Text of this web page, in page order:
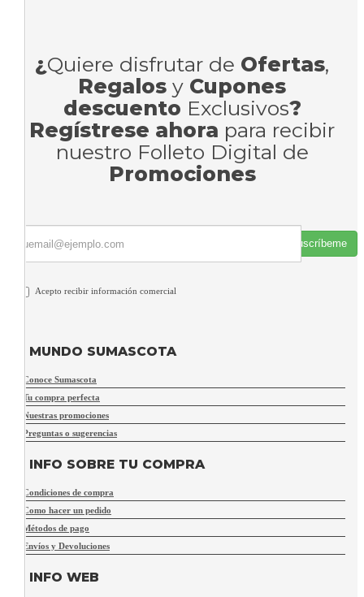
¿Quiere disfrutar de Ofertas,
Regalos y Cupones
descuento Exclusivos?
Regístrese ahora para recibir
nuestro Folleto Digital de
Promociones
Suscríbeme
Acepto recibir información comercial
MUNDO SUMASCOTA
Conoce Sumascota
Tu compra perfecta
Nuestras promociones
Preguntas o sugerencias
INFO SOBRE TU COMPRA
Condiciones de compra
Como hacer un pedido
Métodos de pago
Envíos y Devoluciones
INFO WEB